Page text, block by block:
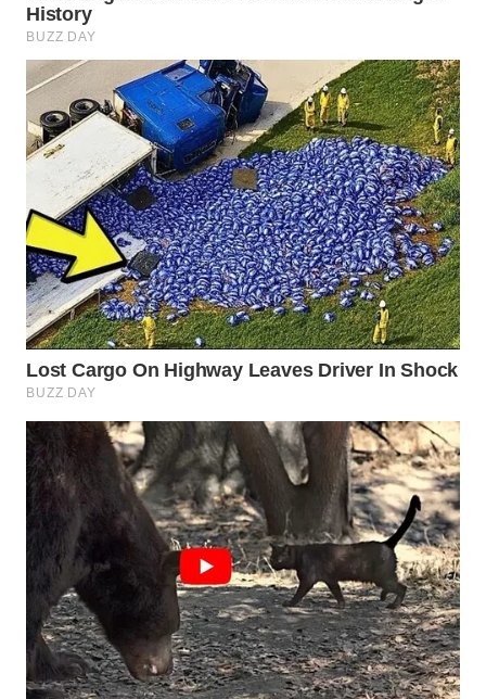
WN
TANGERANG
WN
BINJAI
WN
CIREBON
WN
INDRAMAYU
WN
KUNINGAN
WN
MAJALENGKA
WN
SUBANG
WN
SUKABUMI
WN
PURWAKARTA